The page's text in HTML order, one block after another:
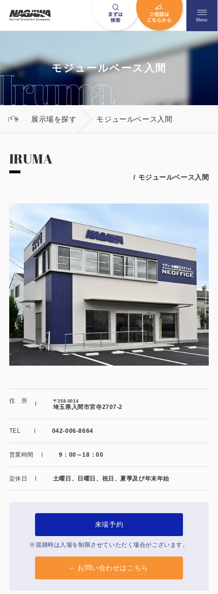
メニュ
Menu
お問い合わせはこちら
0120-09-9663
営業時間AM 9:00〜PM6:00
用途から探す
事務所・作業場
倉庫・工場
店舗
ガレージ・物置
勉強部屋・子供部屋
中古品
製品特長と納入までの流れ
ナガワについて知る
あなたにナガワがお薦めの理由
Webカタログ
よくあるご質問
その他
映像集
ナガワひまわり財団
モジュールベース入間
展示場を探す モジュールベース入間
IRUMA
/ モジュールベース入間
住 所 〒358-0014
埼玉県入間市宮寺2707-2
TEL 042-006-8664
営業時間 9：00～18：00
定休日 土曜日、日曜日、祝日、夏季及び年末年始
来場予約
※混雑時は入場を制限させていただく場合がございます。
お問い合わせはこちら